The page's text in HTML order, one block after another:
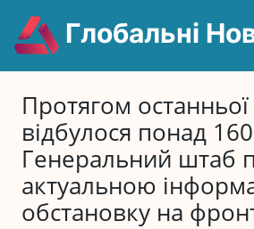
Глобальні
Протягом
відбулося понад
Генеральний штаб
актуальною
обстановку на